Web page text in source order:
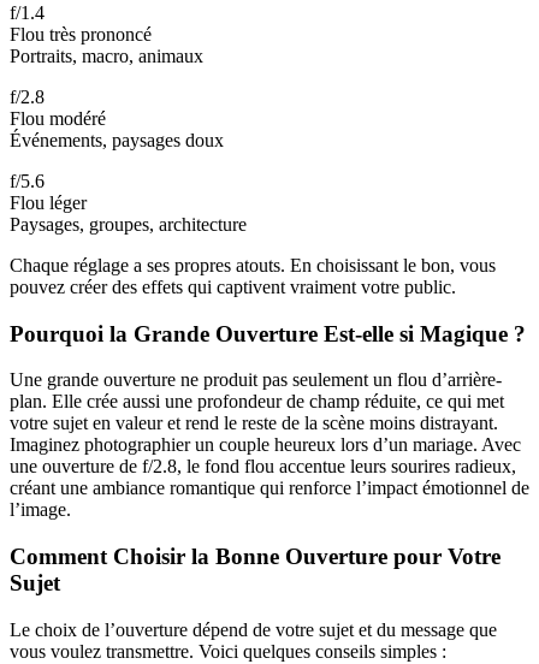
f/1.4
Flou très prononcé
Portraits, macro, animaux
f/2.8
Flou modéré
Événements, paysages doux
f/5.6
Flou léger
Paysages, groupes, architecture
Chaque réglage a ses propres atouts. En choisissant le bon, vous
pouvez créer des effets qui captivent vraiment votre public.
Pourquoi la Grande Ouverture Est-elle si Magique ?
Une grande ouverture ne produit pas seulement un flou d’arrière-
plan. Elle crée aussi une profondeur de champ réduite, ce qui met
votre sujet en valeur et rend le reste de la scène moins distrayant.
Imaginez photographier un couple heureux lors d’un mariage. Avec
une ouverture de f/2.8, le fond flou accentue leurs sourires radieux,
créant une ambiance romantique qui renforce l’impact émotionnel de
l’image.
Comment Choisir la Bonne Ouverture pour Votre
Sujet
Le choix de l’ouverture dépend de votre sujet et du message que
vous voulez transmettre. Voici quelques conseils simples :